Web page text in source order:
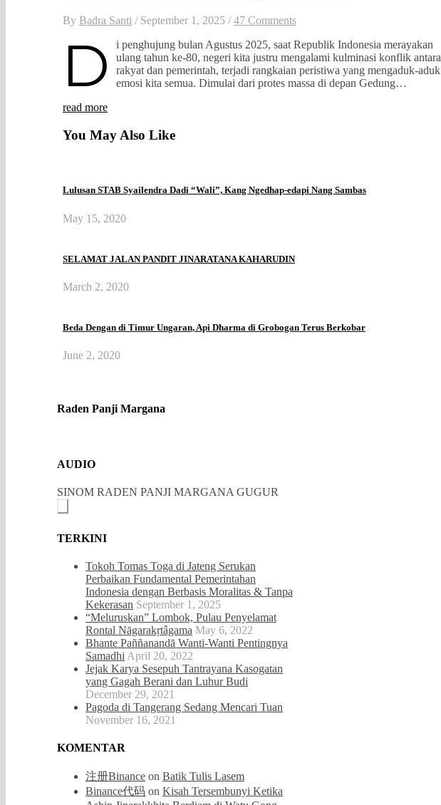
By Badra Santi / September 1, 2025 / 47 Comments
D
i penghujung bulan Agustus 2025, saat Republik Indonesia merayakan
ulang tahun ke-80, negeri kita justru mengalami kulminasi konflik antara
rakyat dan pemerintah, terjadi rangkaian peristiwa yang mengaduk-aduk
emosi kita semua. Dimulai dari protes massa di depan Gedung…
read more
You May Also Like
Lulusan STAB Syailendra Dadi “Wali”, Kang Ngedhap-edapi Nang Sambas
May 15, 2020
SELAMAT JALAN PANDIT JINARATANA KAHARUDIN
March 2, 2020
Beda Dengan di Timur Ungaran, Api Dharma di Grobogan Terus Berkobar
June 2, 2020
Raden Panji Margana
AUDIO
SINOM RADEN PANJI MARGANA GUGUR
TERKINI
Tokoh Tomas Toga di Jateng Serukan
Perbaikan Fundamental Pemerintahan
Indonesia dengan Berbasis Moralitas & Tanpa
Kekerasan September 1, 2025
“Meluruskan” Lombok, Pulau Penyelamat
Rontal Nāgarakṛtâgama May 6, 2022
Bhante Paññanandā Wanti-Wanti Pentingnya
Samadhi April 20, 2022
Jejak Karya Sesepuh Tantrayana Kasogatan
yang Gagah Berani dan Luhur Budi
December 29, 2021
Pagoda di Tangerang Sedang Mencari Tuan
November 16, 2021
KOMENTAR
注册Binance on Batik Tulis Lasem
Binance代码 on Kisah Tersembunyi Ketika